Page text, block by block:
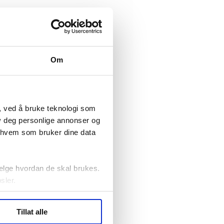
Om
ved å bruke teknologi som
personlige annonser og
som bruker dine data
hvordan de skal brukes.
statistikk.
Tillat alle